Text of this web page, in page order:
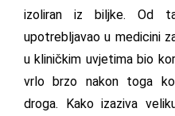
izoliran iz biljke. Od
upotrebljavao u medicini
u kliničkim uvjetima bio
vrlo brzo nakon toga
droga. Kako izaziva